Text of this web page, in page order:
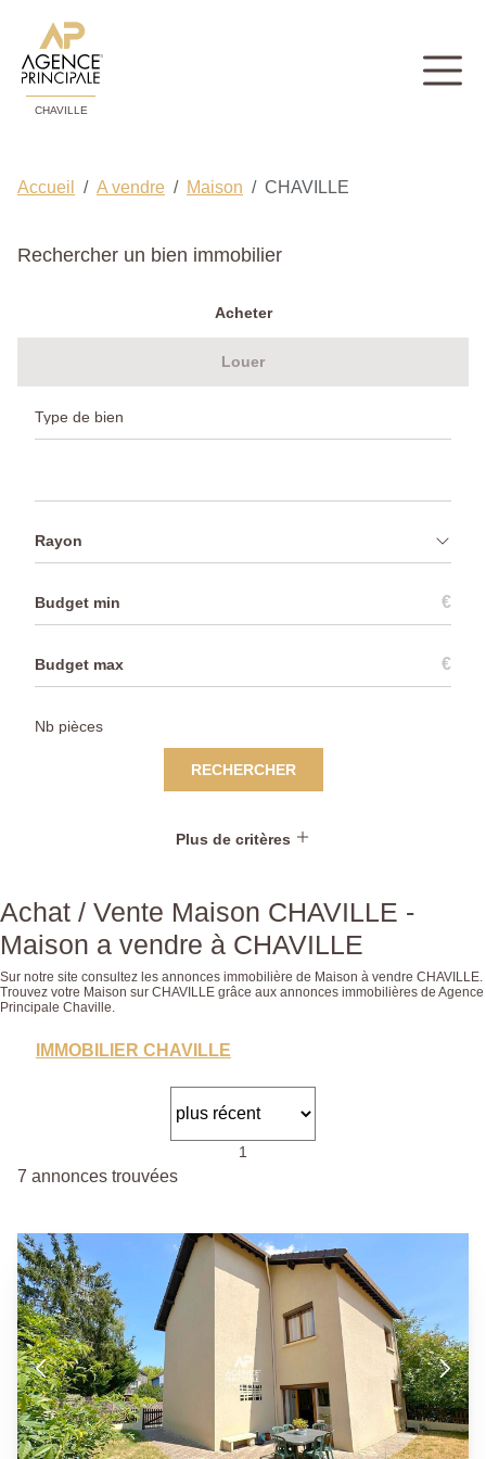
CHAVILLE
Accueil A vendre Maison CHAVILLE
Rechercher un bien immobilier
Acheter
Louer
Rayon
€
€
RECHERCHER
Plus de critères
Achat / Vente Maison CHAVILLE -
Maison a vendre à CHAVILLE
Sur notre site consultez les annonces immobilière de Maison à vendre CHAVILLE.
Trouvez votre Maison sur CHAVILLE grâce aux annonces immobilières de Agence
Principale Chaville.
IMMOBILIER CHAVILLE
1
7 annonces trouvées